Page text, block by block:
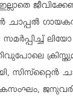
ചാപ്പല്‍
സമര്‍പ്പിച്ച്
സിസ്‌റ്റൈന്‍
ജനുവരി